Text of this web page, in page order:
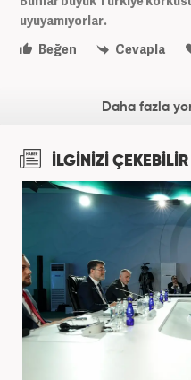
uyuyamıyorlar.
Beğen
Cevapla
Daha fazla
İLGİNİZİ ÇEKEBİLİR